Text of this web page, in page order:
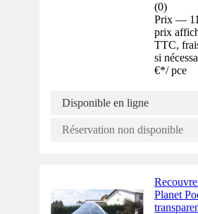
(0)
Prix —
prix
TTC,
si
€*/ pce
Disponible en ligne
Réservation non disponible
Planet